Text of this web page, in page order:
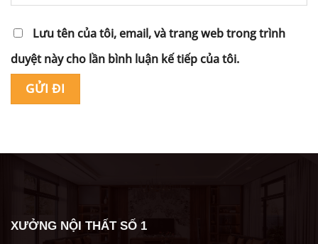
Lưu tên của tôi, email, và trang web trong trình
duyệt này cho lần bình luận kế tiếp của tôi.
XƯỞNG NỘI THẤT SỐ 1